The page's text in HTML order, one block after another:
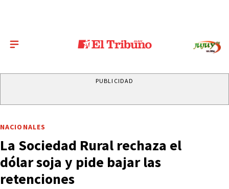
PUBLICIDAD
NACIONALES
La Sociedad Rural rechaza el
dólar soja y pide bajar las
retenciones